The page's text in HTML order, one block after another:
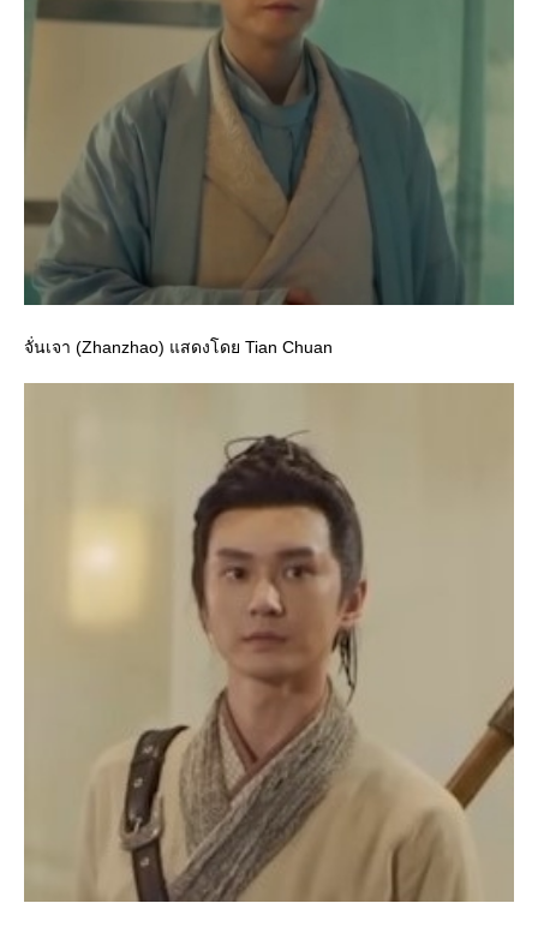
จั่นเจา (Zhanzhao) แสดงโดย Tian Chuan